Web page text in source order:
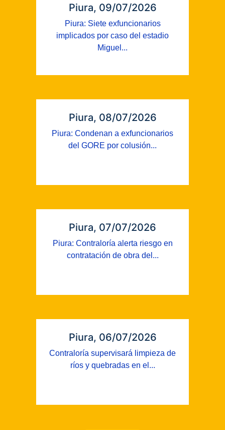
Piura, 09/07/2026
Piura: Siete exfuncionarios
implicados por caso del estadio
Miguel...
Piura, 08/07/2026
Piura: Condenan a exfuncionarios
del GORE por colusión...
Piura, 07/07/2026
Piura: Contraloría alerta riesgo en
contratación de obra del...
Piura, 06/07/2026
Contraloría supervisará limpieza de
ríos y quebradas en el...